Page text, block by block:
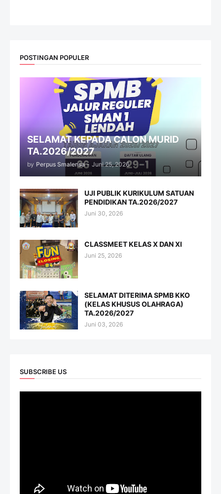
POSTINGAN POPULER
SELAMAT KEPADA CALON MURID
TA.2026/2027
by Perpus Smalensa - Juni 25, 2026
UJI PUBLIK KURIKULUM SATUAN
PENDIDIKAN TA.2026/2027
Juni 30, 2026
CLASSMEET KELAS X DAN XI
Juni 25, 2026
SELAMAT DITERIMA SPMB KKO
(KELAS KHUSUS OLAHRAGA)
TA.2026/2027
Juni 03, 2026
SUBSCRIBE US